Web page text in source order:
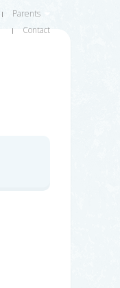
Parents
Contact